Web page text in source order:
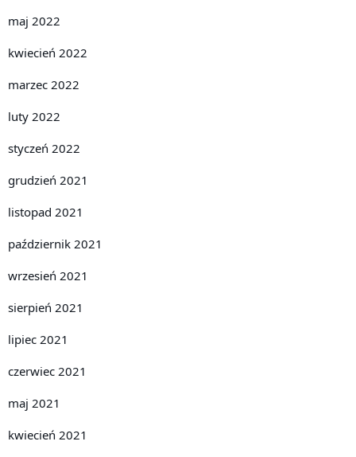
maj 2022
kwiecień 2022
marzec 2022
luty 2022
styczeń 2022
grudzień 2021
listopad 2021
październik 2021
wrzesień 2021
sierpień 2021
lipiec 2021
czerwiec 2021
maj 2021
kwiecień 2021